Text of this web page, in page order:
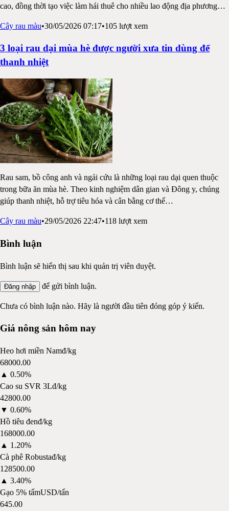
cao, đồng thời tạo việc làm hái thuê cho nhiều lao động địa phương…
Cây rau màu•30/05/2026 07:17•105 lượt xem
3 loại rau dại mùa hè được người xưa tin dùng để
thanh nhiệt
Rau sam, bồ công anh và ngải cứu là những loại rau dại quen thuộc
trong bữa ăn mùa hè. Theo kinh nghiệm dân gian và Đông y, chúng
giúp thanh nhiệt, hỗ trợ tiêu hóa và cân bằng cơ thể…
Cây rau màu•29/05/2026 22:47•118 lượt xem
Bình luận
Bình luận sẽ hiển thị sau khi quản trị viên duyệt.
Đăng nhập để gửi bình luận.
Chưa có bình luận nào. Hãy là người đầu tiên đóng góp ý kiến.
Giá nông sản hôm nay
Heo hơi miền Namđ/kg
68000.00
▲ 0.50%
Cao su SVR 3Lđ/kg
42800.00
▼ 0.60%
Hồ tiêu đenđ/kg
168000.00
▲ 1.20%
Cà phê Robustađ/kg
128500.00
▲ 3.40%
Gạo 5% tấmUSD/tấn
645.00